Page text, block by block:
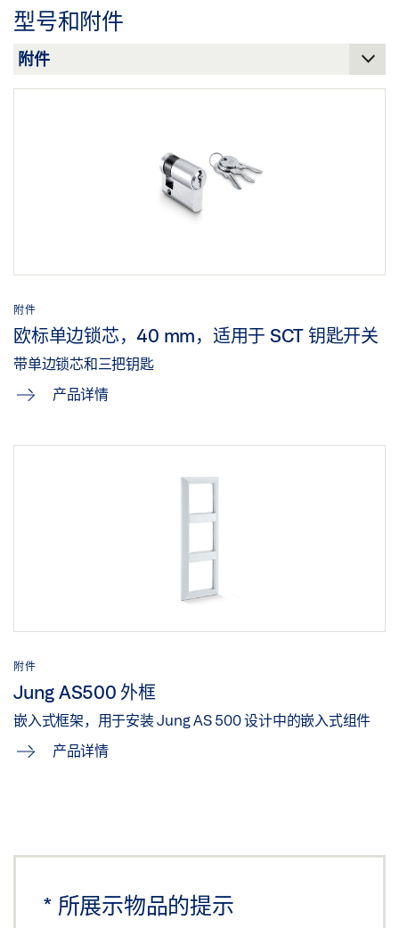
型号和附件
附件
欧标单边锁芯，40 mm，适用于 SCT 钥匙开关
带单边锁芯和三把钥匙
产品详情
附件
Jung AS500 外框
嵌入式框架，用于安装 Jung AS 500 设计中的嵌入式组件
产品详情
* 所展示物品的提示